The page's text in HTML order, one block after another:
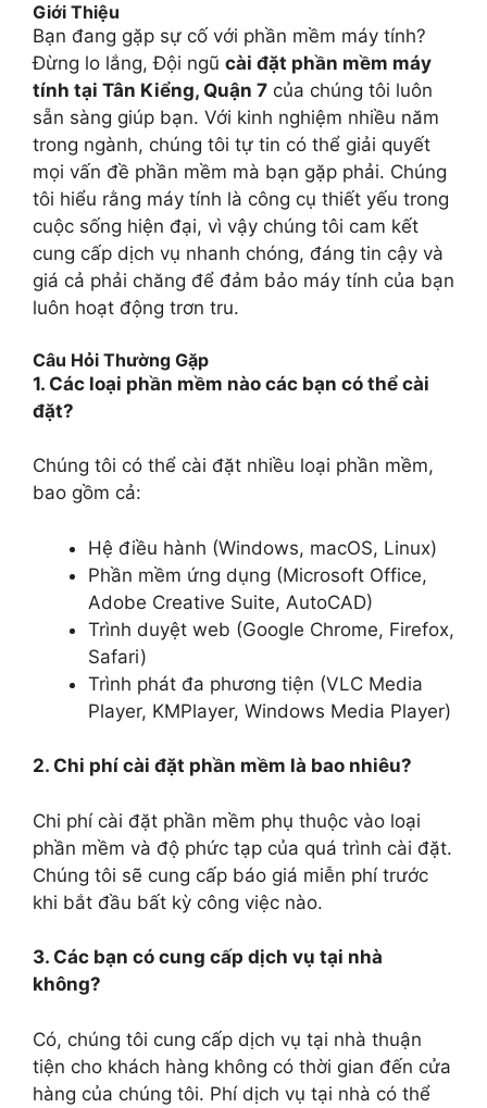
Giới Thiệu
Bạn đang gặp sự cố với phần mềm máy tính?
Đừng lo lắng, Đội ngũ cài đặt phần mềm máy
tính tại Tân Kiểng, Quận 7 của chúng tôi luôn
sẵn sàng giúp bạn. Với kinh nghiệm nhiều năm
trong ngành, chúng tôi tự tin có thể giải quyết
mọi vấn đề phần mềm mà bạn gặp phải. Chúng
tôi hiểu rằng máy tính là công cụ thiết yếu trong
cuộc sống hiện đại, vì vậy chúng tôi cam kết
cung cấp dịch vụ nhanh chóng, đáng tin cậy và
giá cả phải chăng để đảm bảo máy tính của bạn
luôn hoạt động trơn tru.
Câu Hỏi Thường Gặp
1. Các loại phần mềm nào các bạn có thể cài
đặt?
Chúng tôi có thể cài đặt nhiều loại phần mềm,
bao gồm cả:
Hệ điều hành (Windows, macOS, Linux)
Phần mềm ứng dụng (Microsoft Office,
Adobe Creative Suite, AutoCAD)
Trình duyệt web (Google Chrome, Firefox,
Safari)
Trình phát đa phương tiện (VLC Media
Player, KMPlayer, Windows Media Player)
2. Chi phí cài đặt phần mềm là bao nhiêu?
Chi phí cài đặt phần mềm phụ thuộc vào loại
phần mềm và độ phức tạp của quá trình cài đặt.
Chúng tôi sẽ cung cấp báo giá miễn phí trước
khi bắt đầu bất kỳ công việc nào.
3. Các bạn có cung cấp dịch vụ tại nhà
không?
Có, chúng tôi cung cấp dịch vụ tại nhà thuận
tiện cho khách hàng không có thời gian đến cửa
hàng của chúng tôi. Phí dịch vụ tại nhà có thể